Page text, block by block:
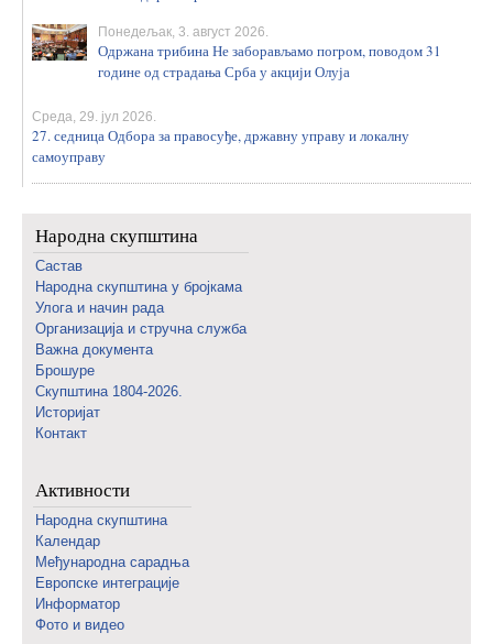
Понедељак, 3. август 2026.
Одржана трибина Не заборављамо погром, поводом 31
године од страдања Срба у акцији Олуја
Среда, 29. јул 2026.
27. седница Одбора за правосуђе, државну управу и локалну
самоуправу
Народна скупштина
Састав
Народна скупштина у бројкама
Улога и начин рада
Организација и стручна служба
Важна документа
Брошуре
Скупштина 1804-2026.
Историјат
Контакт
Активности
Народна скупштина
Календар
Међународна сарадња
Европске интеграције
Информатор
Фото и видео